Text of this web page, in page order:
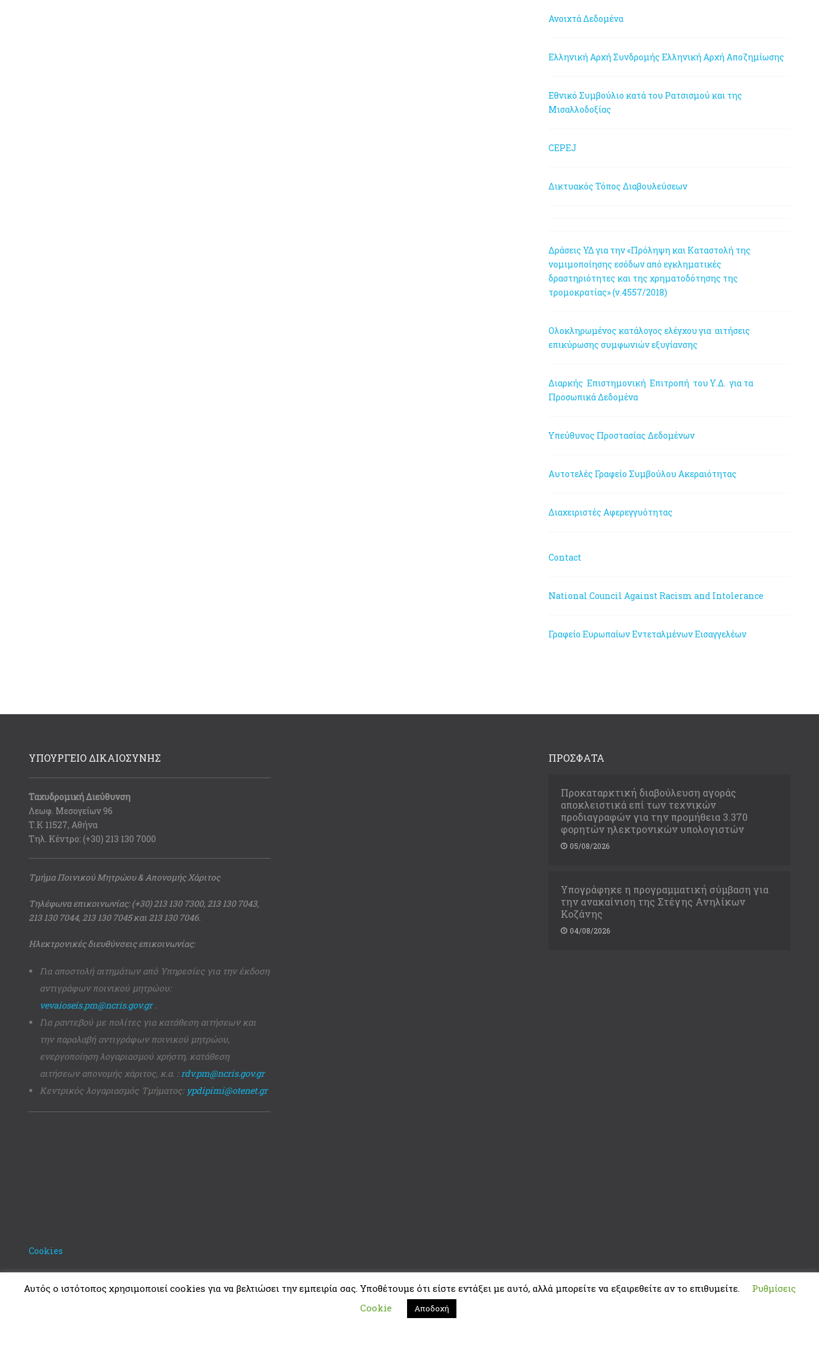
Ανοιχτά Δεδομένα
Ελληνική Αρχή Συνδρομής Ελληνική Αρχή Αποζημίωσης
Εθνικό Συμβούλιο κατά του Ρατσισμού και της
Μισαλλοδοξίας
CEPEJ
Δικτυακός Τόπος Διαβουλεύσεων
Δράσεις ΥΔ για την «Πρόληψη και Καταστολή της
νομιμοποίησης εσόδων από εγκληματικές
δραστηριότητες και της χρηματοδότησης της
τρομοκρατίας» (ν.4557/2018)
Ολοκληρωμένος κατάλογος ελέγχου για αιτήσεις
επικύρωσης συμφωνιών εξυγίανσης
Διαρκής Επιστημονική Επιτροπή του Υ.Δ. για τα
Προσωπικά Δεδομένα
Υπεύθυνος Προστασίας Δεδομένων
Αυτοτελές Γραφείο Συμβούλου Ακεραιότητας
Διαχειριστές Αφερεγγυότητας
Contact
National Council Against Racism and Intolerance
Γραφείο Ευρωπαίων Εντεταλμένων Εισαγγελέων
ΥΠΟΥΡΓΕΙΟ ΔΙΚΑΙΟΣΥΝΗΣ
Ταχυδρομική Διεύθυνση
Λεωφ. Μεσογείων 96
Τ.Κ 11527, Αθήνα
Τηλ. Κέντρο: (+30) 213 130 7000
Τμήμα Ποινικού Μητρώου & Απονομής Χάριτος
Τηλέφωνα επικοινωνίας: (+30) 213 130 7300, 213 130 7043,
213 130 7044, 213 130 7045 και 213 130 7046.
Ηλεκτρονικές διευθύνσεις επικοινωνίας:
Για αποστολή αιτημάτων από Υπηρεσίες για την έκδοση
αντιγράφων ποινικού μητρώου:
vevaioseis.pm@ncris.gov.gr.
Για ραντεβού με πολίτες για κατάθεση αιτήσεων και
την παραλαβή αντιγράφων ποινικού μητρώου,
ενεργοποίηση λογαριασμού χρήστη, κατάθεση
αιτήσεων απονομής χάριτος, κ.α. :rdv.pm@ncris.gov.gr
Κεντρικός λογαριασμός Τμήματος: ypdipimi@otenet.gr
Cookies
ΠΡΟΣΦΑΤΑ
Προκαταρκτική διαβούλευση αγοράς
αποκλειστικά επί των τεχνικών
προδιαγραφών για την προμήθεια 3.370
φορητών ηλεκτρονικών υπολογιστών
05/08/2026
Υπογράφηκε η προγραμματική σύμβαση για
την ανακαίνιση της Στέγης Ανηλίκων
Κοζάνης
04/08/2026
Αυτός ο ιστότοπος χρησιμοποιεί cookies για να βελτιώσει την εμπειρία σας. Υποθέτουμε ότι είστε εντάξει με αυτό, αλλά μπορείτε να εξαιρεθείτε αν το επιθυμείτε.
Ρυθμίσεις
Cookie
Αποδοχή